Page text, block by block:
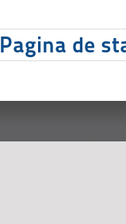
Pagina de